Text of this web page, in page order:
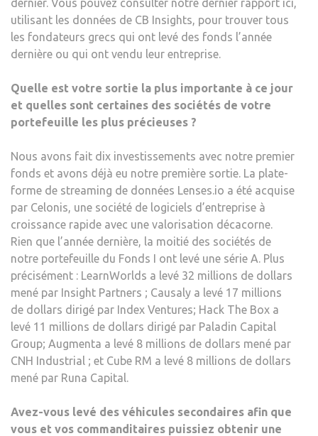
dernier. Vous pouvez consulter notre dernier rapport ici,
utilisant les données de CB Insights, pour trouver tous
les fondateurs grecs qui ont levé des fonds l’année
dernière ou qui ont vendu leur entreprise.
Quelle est votre sortie la plus importante à ce jour
et quelles sont certaines des sociétés de votre
portefeuille les plus précieuses ?
Nous avons fait dix investissements avec notre premier
fonds et avons déjà eu notre première sortie. La plate-
forme de streaming de données Lenses.io a été acquise
par Celonis, une société de logiciels d’entreprise à
croissance rapide avec une valorisation décacorne.
Rien que l’année dernière, la moitié des sociétés de
notre portefeuille du Fonds I ont levé une série A. Plus
précisément : LearnWorlds a levé 32 millions de dollars
mené par Insight Partners ; Causaly a levé 17 millions
de dollars dirigé par Index Ventures; Hack The Box a
levé 11 millions de dollars dirigé par Paladin Capital
Group; Augmenta a levé 8 millions de dollars mené par
CNH Industrial ; et Cube RM a levé 8 millions de dollars
mené par Runa Capital.
Avez-vous levé des véhicules secondaires afin que
vous et vos commanditaires puissiez obtenir une